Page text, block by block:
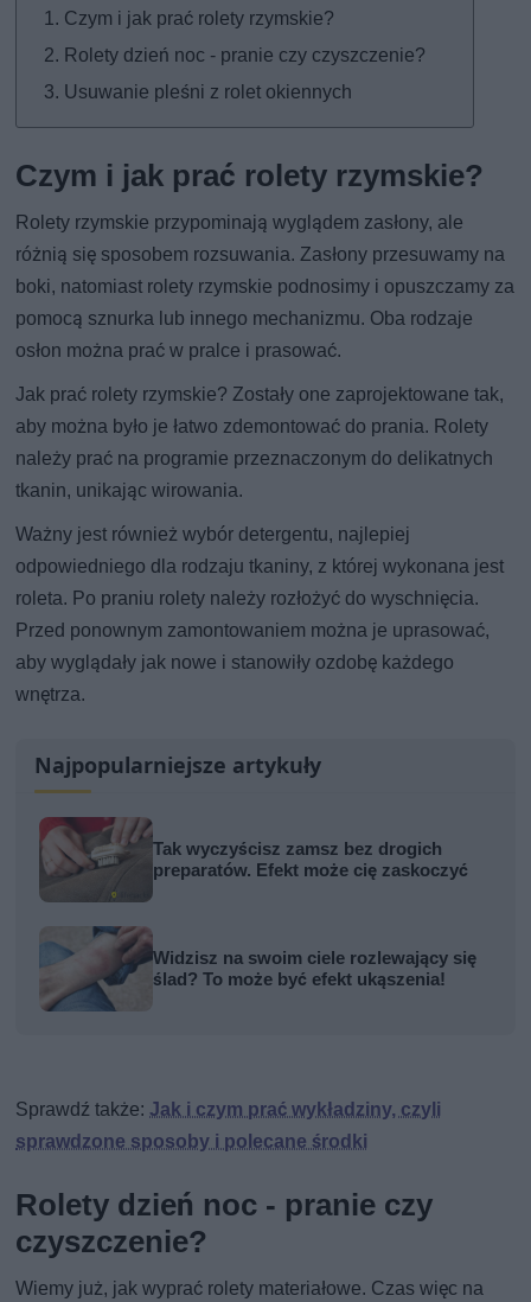
Czym i jak prać rolety rzymskie?
Rolety dzień noc - pranie czy czyszczenie?
Usuwanie pleśni z rolet okiennych
Czym i jak prać rolety rzymskie?
Rolety rzymskie przypominają wyglądem zasłony, ale
różnią się sposobem rozsuwania. Zasłony przesuwamy na
boki, natomiast rolety rzymskie podnosimy i opuszczamy za
pomocą sznurka lub innego mechanizmu. Oba rodzaje
osłon można prać w pralce i prasować.
Jak prać rolety rzymskie? Zostały one zaprojektowane tak,
aby można było je łatwo zdemontować do prania. Rolety
należy prać na programie przeznaczonym do delikatnych
tkanin, unikając wirowania.
Ważny jest również wybór detergentu, najlepiej
odpowiedniego dla rodzaju tkaniny, z której wykonana jest
roleta. Po praniu rolety należy rozłożyć do wyschnięcia.
Przed ponownym zamontowaniem można je uprasować,
aby wyglądały jak nowe i stanowiły ozdobę każdego
wnętrza.
Najpopularniejsze artykuły
Tak wyczyścisz zamsz bez drogich
preparatów. Efekt może cię zaskoczyć
Widzisz na swoim ciele rozlewający się
ślad? To może być efekt ukąszenia!
Sprawdź także: Jak i czym prać wykładziny, czyli
sprawdzone sposoby i polecane środki
Rolety dzień noc - pranie czy
czyszczenie?
Wiemy już, jak wyprać rolety materiałowe. Czas więc na